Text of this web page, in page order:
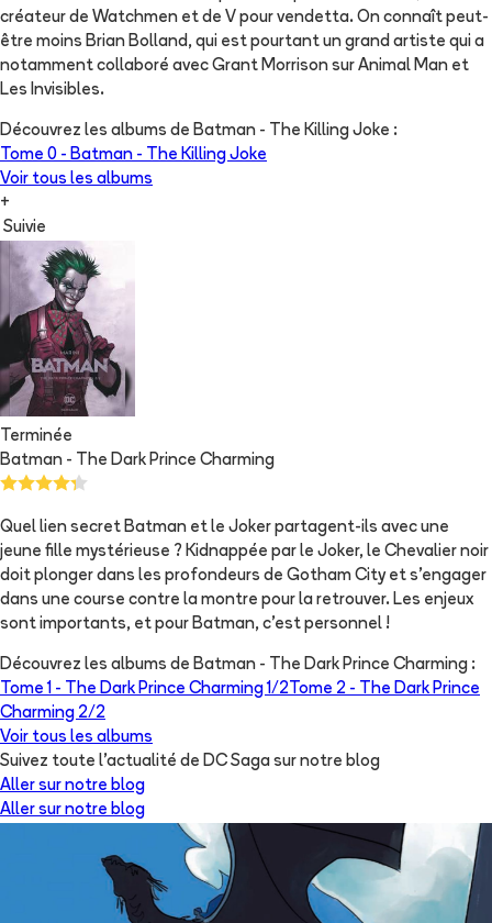
créateur de Watchmen et de V pour vendetta. On connaît peut-
être moins Brian Bolland, qui est pourtant un grand artiste qui a
notamment collaboré avec Grant Morrison sur Animal Man et
Les Invisibles.
Découvrez les albums de Batman - The Killing Joke :
Tome 0 - Batman - The Killing Joke
Voir tous les albums
+
Suivie
Terminée
Batman - The Dark Prince Charming
Quel lien secret Batman et le Joker partagent-ils avec une
jeune fille mystérieuse ? Kidnappée par le Joker, le Chevalier noir
doit plonger dans les profondeurs de Gotham City et s'engager
dans une course contre la montre pour la retrouver. Les enjeux
sont importants, et pour Batman, c'est personnel !
Découvrez les albums de Batman - The Dark Prince Charming :
Tome 1 - The Dark Prince Charming 1/2 Tome 2 - The Dark Prince
Charming 2/2
Voir tous les albums
Suivez toute l'actualité de DC Saga sur notre blog
Aller sur notre blog
Aller sur notre blog